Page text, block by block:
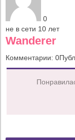
0
не в сети 10 лет
Wanderer
Комментарии: 0